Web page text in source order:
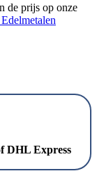
de prijs op onze
DHL Express